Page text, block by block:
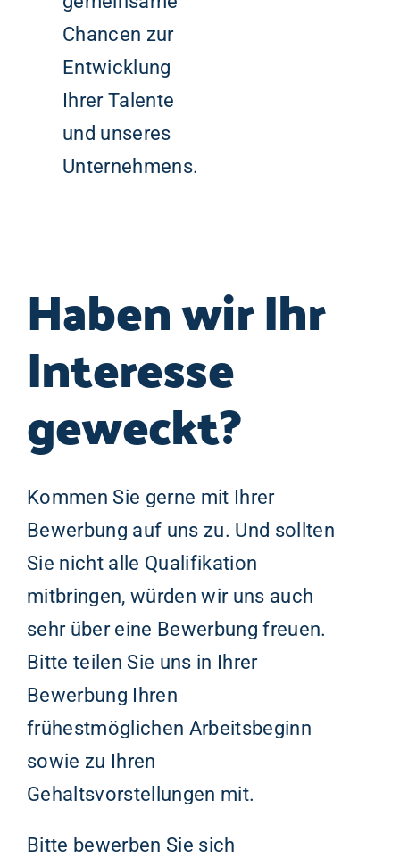
Chancen zur
Entwicklung
Ihrer Talente
und unseres
Unternehmens.
Haben wir Ihr
Interesse
geweckt?
Kommen Sie gerne mit Ihrer
Bewerbung auf uns zu. Und sollten
Sie nicht alle Qualifikation
mitbringen, würden wir uns auch
sehr über eine Bewerbung freuen.
Bitte teilen Sie uns in Ihrer
Bewerbung Ihren
frühestmöglichen Arbeitsbeginn
sowie zu Ihren
Gehaltsvorstellungen mit.
Bitte bewerben Sie sich